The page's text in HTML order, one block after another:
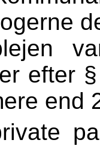
efter
end